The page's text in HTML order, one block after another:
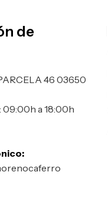
de
46 03650
09:00h a 18:00h